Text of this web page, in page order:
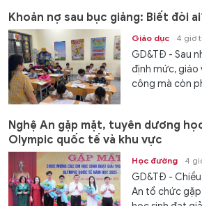
Khoản nợ sau bục giảng: Biết đòi
Giáo dục 4 giờ
GD&TĐ - Sau
định mức, giáo
công mà còn
Nghệ An gặp mặt, tuyên dương
Olympic quốc tế và khu vực
Học đường 4
GD&TĐ -
An tổ chức